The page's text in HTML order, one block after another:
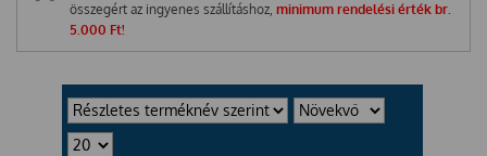
összegért az ingyenes szállításhoz, minimum rendelési érték br.
5.000 Ft!